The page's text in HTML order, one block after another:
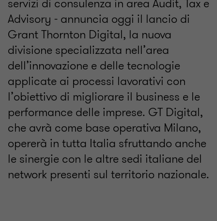
Advisory - annuncia oggi il lancio di
Grant Thornton Digital, la nuova
divisione specializzata nell’area
dell’innovazione e delle tecnologie
applicate ai processi lavorativi con
l’obiettivo di migliorare il business e le
performance delle imprese. GT Digital,
che avrà come base operativa Milano,
opererà in tutta Italia sfruttando anche
le sinergie con le altre sedi italiane del
network presenti sul territorio nazionale.